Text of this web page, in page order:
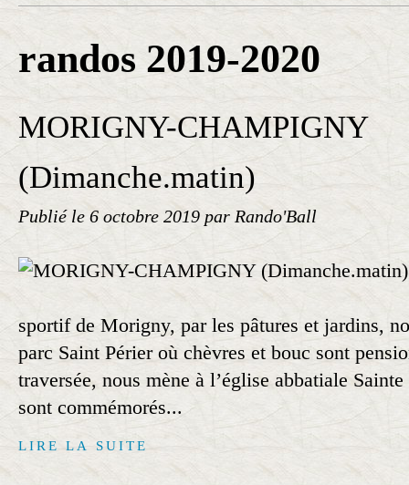
randos 2019-2020
MORIGNY-CHAMPIGNY
(Dimanche.matin)
Publié le 6 octobre 2019 par Rando'Ball
sportif de Morigny, par les pâtures et jardins,
parc Saint Périer où chèvres et bouc sont
traversée, nous mène à l’église abbatiale
sont commémorés...
LIRE LA SUITE